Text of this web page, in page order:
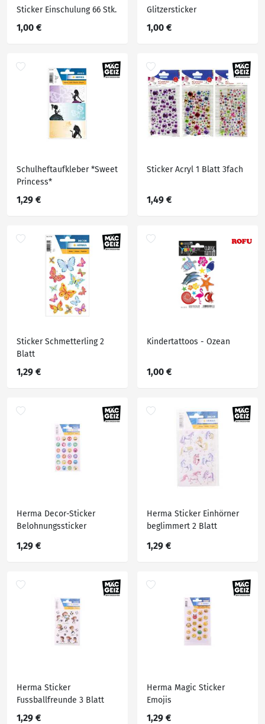
Sticker Einschulung 66 Stk.
1,00 €
Glitzersticker
1,00 €
Schulheftaufkleber *Sweet
Princess*
1,29 €
Sticker Acryl 1 Blatt 3fach
1,49 €
Sticker Schmetterling 2
Blatt
1,29 €
Kindertattoos - Ozean
1,00 €
Herma Decor-Sticker
Belohnungssticker
1,29 €
Herma Sticker Einhörner
beglimmert 2 Blatt
1,29 €
Herma Sticker
Fussballfreunde 3 Blatt
1,29 €
Herma Magic Sticker
Emojis
1,29 €